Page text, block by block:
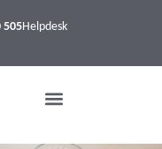
505Helpdesk